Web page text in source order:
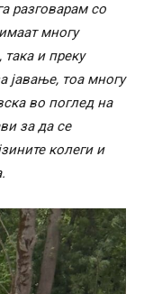
разговарам со
многу
и преку
јавање, тоа многу
во поглед на
за да се
колеги и